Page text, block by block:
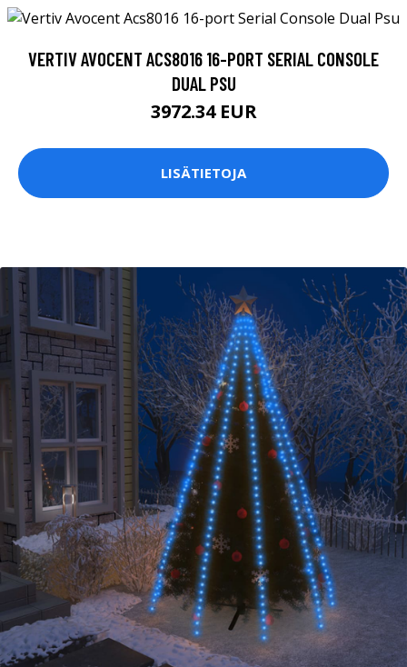
VERTIV AVOCENT ACS8016 16-PORT SERIAL CONSOLE
DUAL PSU
3972.34 EUR
LISÄTIETOJA